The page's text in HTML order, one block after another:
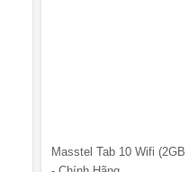
Masstel Tab 10 Wifi (2GB